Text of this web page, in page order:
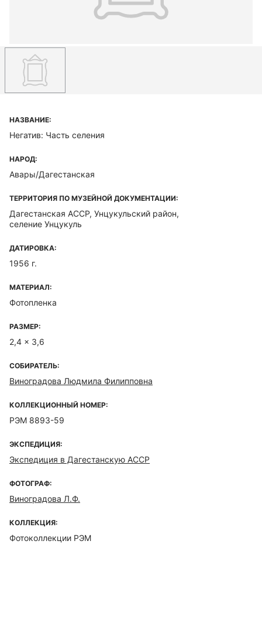
НАЗВАНИЕ:
Негатив: Часть селения
НАРОД:
Авары/Дагестанская
ТЕРРИТОРИЯ ПО МУЗЕЙНОЙ ДОКУМЕНТАЦИИ:
Дагестанская ACCP, Унцукульский район,
селение Унцукуль
ДАТИРОВКА:
1956 г.
МАТЕРИАЛ:
Фотопленка
РАЗМЕР:
2,4 x 3,6
СОБИРАТЕЛЬ:
Виноградова Людмила Филипповна
КОЛЛЕКЦИОННЫЙ НОМЕР:
РЭМ 8893-59
ЭКСПЕДИЦИЯ:
Экспедиция в Дагестанскую АССР
ФОТОГРАФ:
Виноградова Л.Ф.
КОЛЛЕКЦИЯ:
Фотоколлекции РЭМ